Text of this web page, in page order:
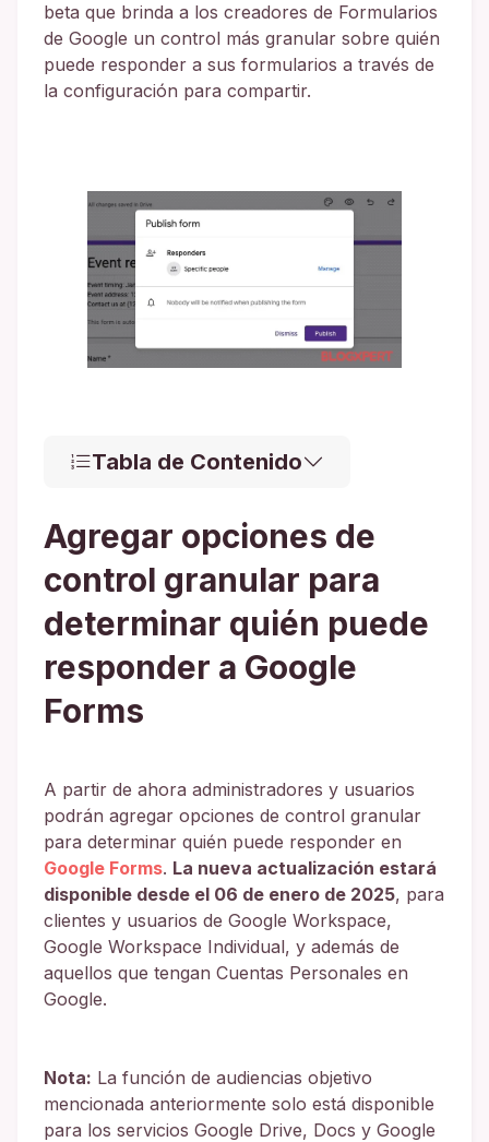
beta que brinda a los creadores de Formularios
de Google un control más granular sobre quién
puede responder a sus formularios a través de
la configuración para compartir.
Tabla de Contenido
Agregar opciones de
control granular para
determinar quién puede
responder a Google
Forms
A partir de ahora administradores y usuarios
podrán agregar opciones de control granular
para determinar quién puede responder en
Google Forms. La nueva actualización estará
disponible desde el 06 de enero de 2025, para
clientes y usuarios de Google Workspace,
Google Workspace Individual, y además de
aquellos que tengan Cuentas Personales en
Google.
Nota: La función de audiencias objetivo
mencionada anteriormente solo está disponible
para los servicios Google Drive, Docs y Google